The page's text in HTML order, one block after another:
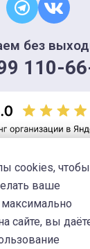
без
110-
ознакомительный
для
лечения
предоставленыDesigned
«МЕДВЕТ»
cookies, чтобы
ваше
сайте, вы